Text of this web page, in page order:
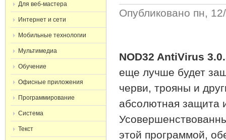
Опубликовано пн,
NOD32 AntiVirus
еще лучше будет
черви, трояны и
абсолютная защита
этой программой,
Для веб-мастера
Интернет и сети
Мобильные технологии
Мультимедиа
Обучение
Офисные приложения
Программирование
Система
Текст